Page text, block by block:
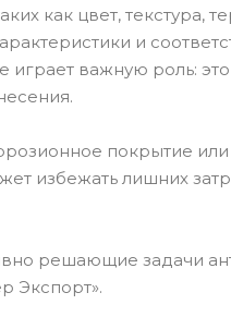
как цвет, текстура,
и
важную роль:
покрытие
избежать лишних
решающие задачи
Экспорт».